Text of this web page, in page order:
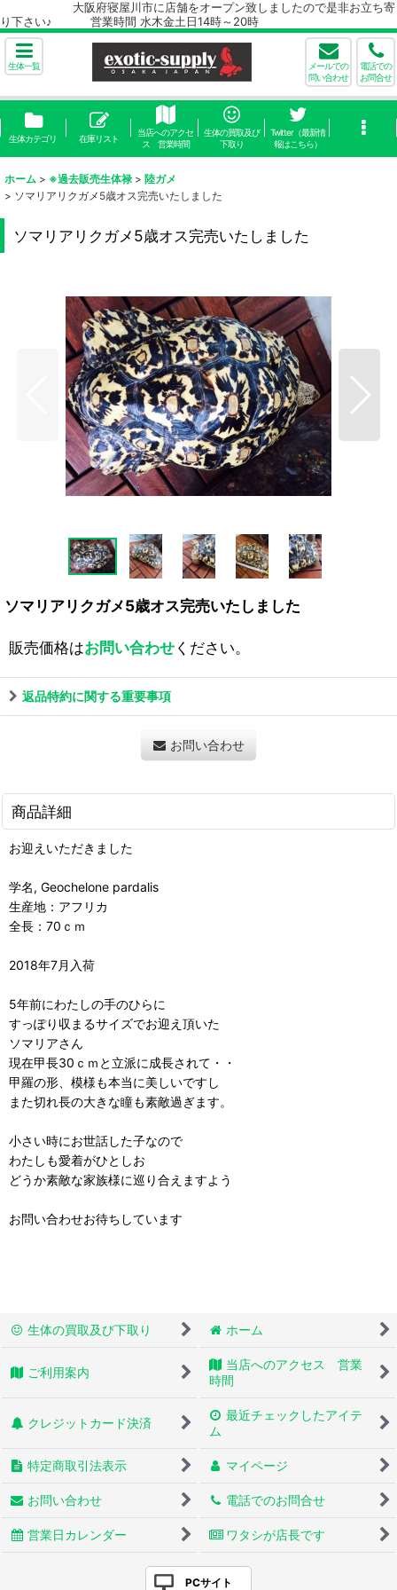
大阪府寝屋川市に店舗をオープン致しましたので是非お立ち寄
り下さい♪ 営業時間 水木金土日14時～20時
生体一覧
メールでの
問い合わせ
電話での
お問合せ
生体カテゴリ 在庫リスト
当店へのアクセ
ス 営業時間
生体の買取及び
下取り
Twitter（最新情
報はこちら）
ホーム > ※過去販売生体禄 > 陸ガメ
> ソマリアリクガメ5歳オス完売いたしました
ソマリアリクガメ5歳オス完売いたしました
ソマリアリクガメ5歳オス完売いたしました
販売価格はお問い合わせください。
返品特約に関する重要事項
お問い合わせ
商品詳細
お迎えいただきました
学名, Geochelone pardalis
生産地：アフリカ
全長：70ｃｍ
2018年7月入荷
5年前にわたしの手のひらに
すっぽり収まるサイズでお迎え頂いた
ソマリアさん
現在甲長30ｃｍと立派に成長されて・・
甲羅の形、模様も本当に美しいですし
また切れ長の大きな瞳も素敵過ぎます。
小さい時にお世話した子なので
わたしも愛着がひとしお
どうか素敵な家族様に巡り合えますよう
お問い合わせお待ちしています
生体の買取及び下取り ホーム
ご利用案内
当店へのアクセス 営業
時間
クレジットカード決済
最近チェックしたアイテ
ム
特定商取引法表示 マイページ
お問い合わせ 電話でのお問合せ
営業日カレンダー ワタシが店長です
PCサイト